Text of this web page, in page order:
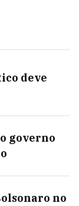
deve
governo
no